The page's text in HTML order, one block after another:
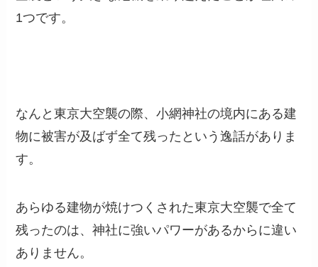
1つです。
なんと東京大空襲の際、小網神社の境内にある建
物に被害が及ばず全て残ったという逸話がありま
す。
あらゆる建物が焼けつくされた東京大空襲で全て
残ったのは、神社に強いパワーがあるからに違い
ありません。